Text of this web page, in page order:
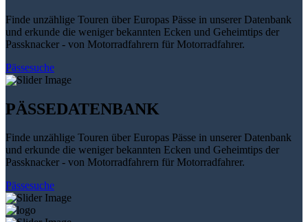
Finde unzählige Touren über Europas Pässe in unserer Datenbank
und erkunde die weniger bekannten Ecken und Geheimtips der
Passknacker - von Motorradfahrern für Motorradfahrer.
Pässesuche
PÄSSEDATENBANK
Finde unzählige Touren über Europas Pässe in unserer Datenbank
und erkunde die weniger bekannten Ecken und Geheimtips der
Passknacker - von Motorradfahrern für Motorradfahrer.
Pässesuche